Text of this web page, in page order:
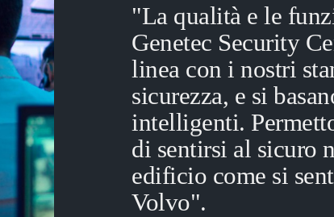
"La qualità e le
Genetec Security
linea con i nostri
sicurezza, e si
intelligenti.
di sentirsi al sicuro
edificio come si
Volvo".